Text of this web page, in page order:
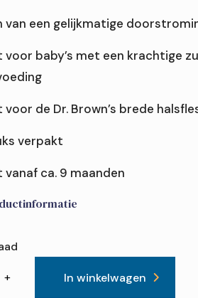
van een gelijkmatige
voor baby’s met een krachtige
voor de Dr. Brown’s brede
verpakt
vanaf ca. 9 maanden
+ In winkelwagen